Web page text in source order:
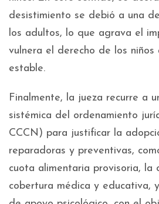
desistimiento se debió a una
los adultos, lo que agrava el
vulnera el derecho de los niños
estable.
Finalmente, la jueza recurre a
sistémica del ordenamiento
CCCN) para justificar la
reparadoras y preventivas,
cuota alimentaria provisoria, la
cobertura médica y educativa,